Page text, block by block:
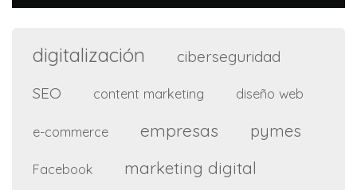
digitalización
ciberseguridad
SEO
content marketing diseño web
e-commerce empresas pymes
Facebook marketing digital